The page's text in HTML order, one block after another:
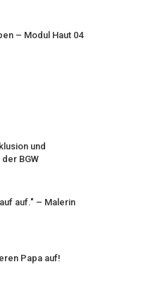
– Modul Haut 04
und
BGW
auf." – Malerin
Papa auf!